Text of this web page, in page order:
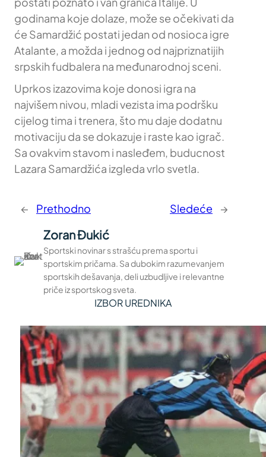
godinama koje dolaze, može se očekivati da
će Samardžić postati jedan od nosioca igre
Atalante, a možda i jednog od najpriznatijih
srpskih fudbalera na međunarodnoj sceni.
Uprkos izazovima koje donosi igra na
najvišem nivou, mladi vezista ima podršku
cijelog tima i trenera, što mu daje dodatnu
motivaciju da se dokazuje i raste kao igrač.
Sa ovakvim stavom i nasleđem, buducnost
Lazara Samardžića izgleda vrlo svetla.
← Prethodno Sledeće →
Zoran Đukić
Sportski novinar s strašću prema sportu i
sportskim pričama. Sa dubokim razumevanjem
sportskih dešavanja, deli uzbudljive i relevantne
priče iz sportskog sveta.
IZBOR UREDNIKA